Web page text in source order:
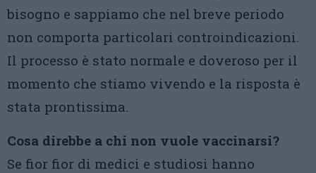
bisogno e sappiamo che nel breve periodo
non comporta particolari controindicazioni.
Il processo è stato normale e doveroso per il
momento che stiamo vivendo e la risposta è
stata prontissima.
Cosa direbbe a chi non vuole vaccinarsi?
Se fior fior di medici e studiosi hanno